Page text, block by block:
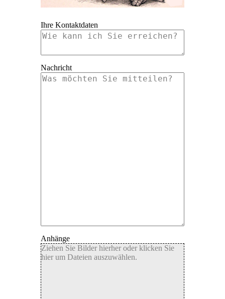
Ihre Kontaktdaten
Nachricht
Anhänge
Ziehen Sie Bilder hierher oder klicken Sie
hier um Dateien auszuwählen.